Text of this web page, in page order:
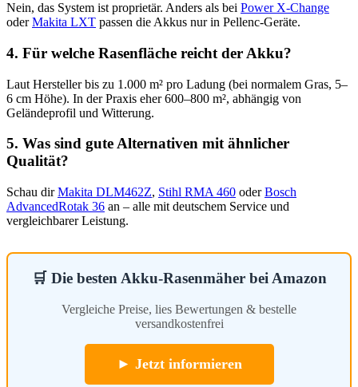
Nein, das System ist proprietär. Anders als bei Power X-Change
oderMakita LXT passen die Akkus nur in Pellenc-Geräte.
4. Für welche Rasenfläche reicht der Akku?
Laut Hersteller bis zu 1.000 m² pro Ladung (bei normalem Gras, 5–
6 cm Höhe). In der Praxis eher 600–800 m², abhängig von
Geländeprofil und Witterung.
5. Was sind gute Alternativen mit ähnlicher
Qualität?
Schau dirMakita DLM462Z, Stihl RMA 460 oderBosch
AdvancedRotak 36 an – alle mit deutschem Service und
vergleichbarer Leistung.
🛒 Die besten Akku-Rasenmäher bei Amazon
Vergleiche Preise, lies Bewertungen & bestelle
versandkostenfrei
► Jetzt informieren